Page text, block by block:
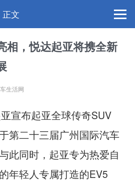
文
相，悦达起亚将携全新
车生活网
宣布起亚全球传奇SUV
二十三届广州国际汽车
此同时，起亚专为热爱自
年轻人专属打造的EV5